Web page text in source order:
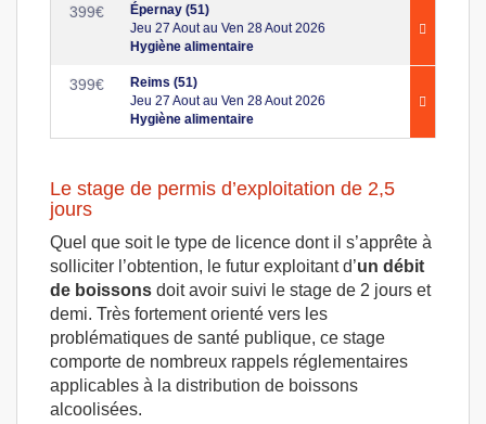
399€
Épernay (51)
Jeu 27 Aout au Ven 28 Aout 2026
Hygiène alimentaire
399€
Reims (51)
Jeu 27 Aout au Ven 28 Aout 2026
Hygiène alimentaire
Le stage de permis d’exploitation de 2,5
jours
Quel que soit le type de licence dont il s’apprête à
solliciter l’obtention, le futur exploitant d’un débit
de boissons doit avoir suivi le stage de 2 jours et
demi. Très fortement orienté vers les
problématiques de santé publique, ce stage
comporte de nombreux rappels réglementaires
applicables à la distribution de boissons
alcoolisées.